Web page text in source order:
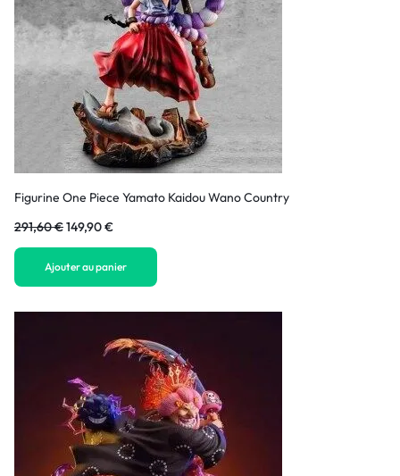
Figurine One Piece Yamato Kaidou Wano Country
291,60€149,90€
Ajouter au panier